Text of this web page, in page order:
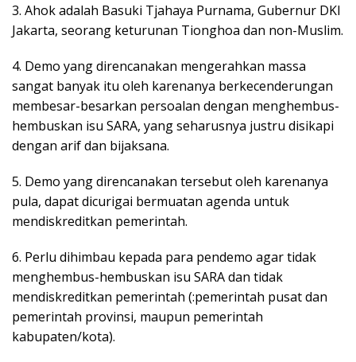
3. Ahok adalah Basuki Tjahaya Purnama, Gubernur DKI
Jakarta, seorang keturunan Tionghoa dan non-Muslim.
4. Demo yang direncanakan mengerahkan massa
sangat banyak itu oleh karenanya berkecenderungan
membesar-besarkan persoalan dengan menghembus-
hembuskan isu SARA, yang seharusnya justru disikapi
dengan arif dan bijaksana.
5. Demo yang direncanakan tersebut oleh karenanya
pula, dapat dicurigai bermuatan agenda untuk
mendiskreditkan pemerintah.
6. Perlu dihimbau kepada para pendemo agar tidak
menghembus-hembuskan isu SARA dan tidak
mendiskreditkan pemerintah (:pemerintah pusat dan
pemerintah provinsi, maupun pemerintah
kabupaten/kota).